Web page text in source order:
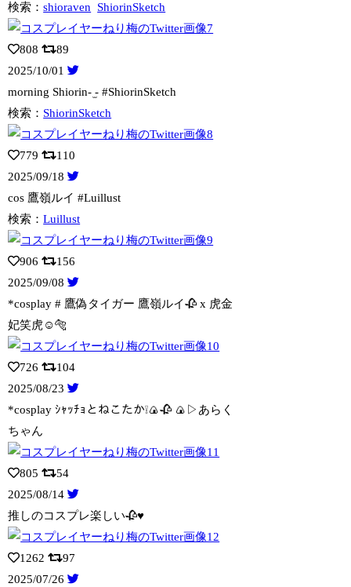
検索：shioraven ShiorinSketch
808
89
2025/10/01
morning Shiorin- ̫- #ShiorinSketch
検索： ShiorinSketch
779
110
2025/09/18
cos 鷹嶺ルイ #Luillust
検索：Luillust
906
156
2025/09/08
*cosplay # 鷹偽タイガー 鷹嶺ルイ🥀 x 虎金
妃笑虎☺️🐅
726
104
2025/08/23
*cosplay ｼｬｯﾁｮとねこたか❕🍙🥀 🍙▷あらく
ちゃん
805
54
2025/08/14
推しのコスプレ楽しい🥀♥️
1262
97
2025/07/26